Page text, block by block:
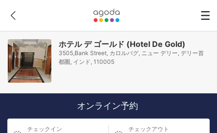
ホテル デ ゴールド (Hotel De Gold)
3505,Bank Street, カロルバグ, ニュー デリー, デリー首
都圏, インド, 110005
オンライン予約
チェックイン チェックアウト